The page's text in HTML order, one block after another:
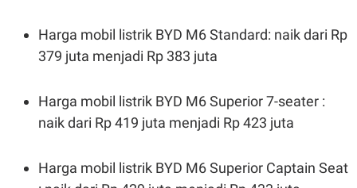
Harga mobil listrik BYD M6 Standard: naik dari Rp
379 juta menjadi Rp 383 juta
Harga mobil listrik BYD M6 Superior 7-seater :
naik dari Rp 419 juta menjadi Rp 423 juta
Harga mobil listrik BYD M6 Superior Captain Seat